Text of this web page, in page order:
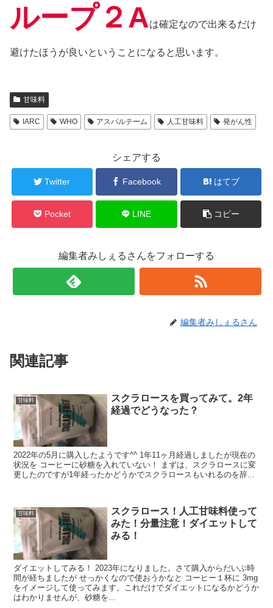
ループ２Aは確定なので出来るだけ
避けたほうが良いということになると思います。
甘味料
IARC WHO アスパルテーム 人工甘味料 発がん性
シェアする
Twitter Facebook はてブ
Pocket LINE コピー
編集者みしぇるさんをフォローする
編集者みしぇるさん
関連記事
甘味料
スクラロースを買ってみて。2年
経過でどうなった？
2022年の5月に購入したようです^^ 1年11ヶ月経過しましたが現在の
状況を コーヒーに砂糖を入れていない！ まずは、スクラロースに変
更したのですが1年経ったかどうかでスクラロースもいれるのを辞...
甘味料
スクラロース！人工甘味料使って
みた！分量注意！ダイエットして
みる！
ダイエットしてみる！ 2023年になりました。さて購入からだいぶ時
間が経ちましたが せっかくなので使おうかなと コーヒー１杯に 3mg
をイメージして使ってみます。これだけでダイエットになるかどうか
はわかりませんが、砂糖を...